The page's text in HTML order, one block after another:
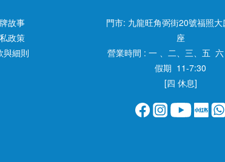
故事
政策
與細則
門市: 九龍旺角弼街20號福照
座
營業時間 : 一 、二、三、五
假期 11-7:30
[四 休息]